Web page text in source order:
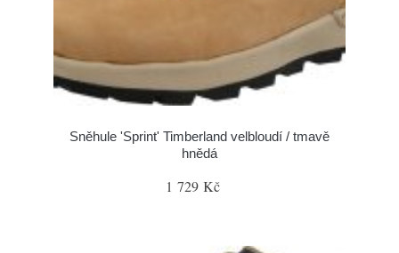
Sněhule 'Sprint' Timberland velbloudí / tmavě
hnědá
1 729 Kč